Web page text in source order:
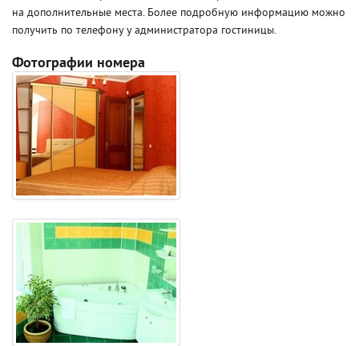
на дополнительные места. Более подробную информацию можно
получить по телефону у администратора гостиницы.
Фотографии номера